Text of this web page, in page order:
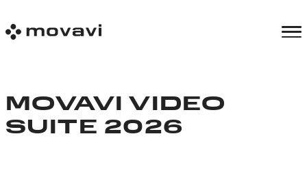
MOVAVI VIDEO
SUITE 2026